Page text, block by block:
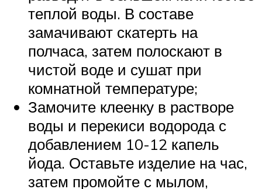
теплой воды. В составе
замачивают скатерть на
полчаса, затем полоскают в
чистой воде и сушат при
комнатной температуре;
Замочите клеенку в растворе
воды и перекиси водорода с
добавлением 10-12 капель
йода. Оставьте изделие на час,
затем промойте с мылом,